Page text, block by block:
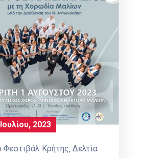
2023
Φεστιβάλ Κρήτης‚ Δελτία